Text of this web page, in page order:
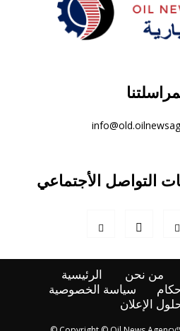
التواصل الأجتماعي
الرئيسية من نحن
سياسة الخصوصية
الإعلان